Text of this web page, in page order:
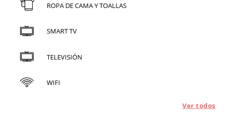
ROPA DE CAMA Y TOALLAS
SMART TV
TELEVISIÓN
WIFI
Ver todos